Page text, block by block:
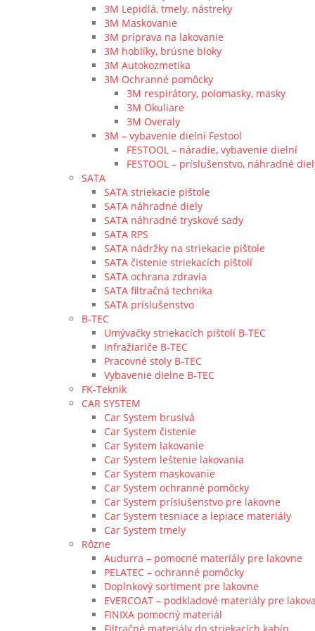
3M Lepidlá, tmely, nástreky
3M Maskovanie
3M príprava na lakovanie
3M hoblíky, brúsne bloky
3M Autokozmetika
3M Ochranné pomôcky
3M respirátory, polomasky, masky
3M Okuliare
3M Overaly
3M – vybavenie dielní Festool
FESTOOL – náradie, vybavenie dielní
FESTOOL – príslušenstvo, náhradné
SATA
SATA striekacie pištole
SATA náhradné diely
SATA náhradné tryskové sady
SATA RPS
SATA nádržky na striekacie pištole
SATA čistenie striekacích pištolí
SATA ochrana zdravia
SATA filtračná technika
SATA príslušenstvo
B-TEC
Umývačky striekacích pištolí B-TEC
Infražiariče B-TEC
Pracovné stoly B-TEC
Vybavenie dielne B-TEC
FK-Teknik
CAR SYSTEM
Car System brusivá
Car System čistenie
Car System lakovanie
Car System leštenie lakovania
Car System maskovanie
Car System ochranné pomôcky
Car System príslušenstvo pre lakovne
Car System tesniace a lepiace materiály
Car System tmely
Rôzne
Audurra – pomocné materiály pre lakovne
PELATEC – ochranné pomôcky
Doplnkový sortiment pre lakovne
EVERCOAT – podkladové materiály pre
FINIXA pomocný materiál